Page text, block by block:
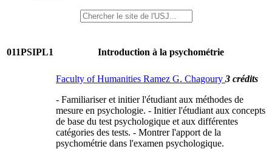
011PSIPL1 Introduction à la psychométrie
Faculty of Humanities Ramez G. Chagoury 3 crédits
- Familiariser et initier l'étudiant aux méthodes de
mesure en psychologie. - Initier l'étudiant aux concepts
de base du test psychologique et aux différentes
catégories des tests. - Montrer l'apport de la
psychométrie dans l'examen psychologique.